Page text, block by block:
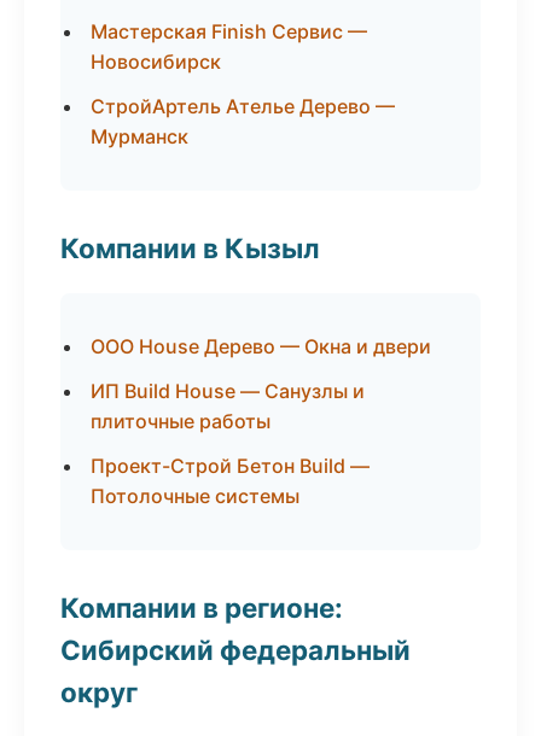
Мастерская Finish Сервис —
Новосибирск
СтройАртель Ателье Дерево —
Мурманск
Компании в Кызыл
ООО House Дерево — Окна и двери
ИП Build House — Санузлы и
плиточные работы
Проект-Строй Бетон Build —
Потолочные системы
Компании в регионе:
Сибирский федеральный
округ